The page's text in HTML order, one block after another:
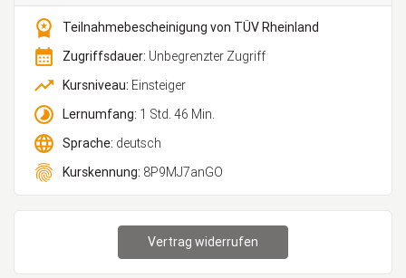
workspace_premium
Teilnahmebescheinigung von TÜV Rheinland
calendar_month Zugriffsdauer: Unbegrenzter Zugriff
trending_up Kursniveau: Einsteiger
timelapse Lernumfang: 1 Std. 46 Min.
language Sprache: deutsch
fingerprint Kurskennung: 8P9MJ7anGO
Vertrag widerrufen